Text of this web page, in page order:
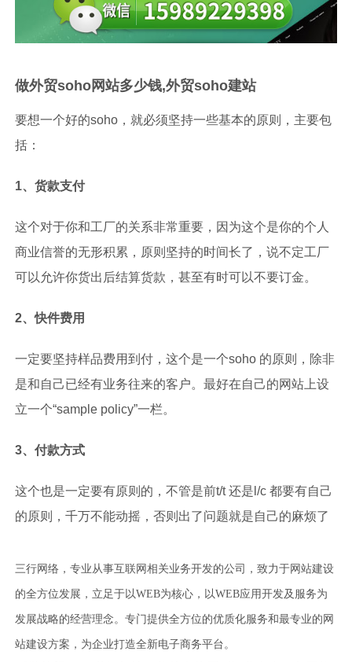
做外贸soho网站多少钱,外贸soho建站
要想一个好的soho，就必须坚持一些基本的原则，主要包
括：
1、货款支付
这个对于你和工厂的关系非常重要，因为这个是你的个人
商业信誉的无形积累，原则坚持的时间长了，说不定工厂
可以允许你货出后结算货款，甚至有时可以不要订金。
2、快件费用
一定要坚持样品费用到付，这个是一个soho 的原则，除非
是和自己已经有业务往来的客户。最好在自己的网站上设
立一个“sample policy”一栏。
3、付款方式
这个也是一定要有原则的，不管是前t/t 还是l/c 都要有自己
的原则，千万不能动摇， 否则出了问题就是自己的麻烦了
三行网络，专业从事互联网相关业务开发的公司，致力于网站建设
的全方位发展，立足于以WEB为核心，以WEB应用开发及服务为
发展战略的经营理念。专门提供全方位的优质化服务和最专业的网
站建设方案，为企业打造全新电子商务平台。